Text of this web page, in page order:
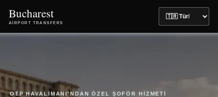
Bucharest
AIRPORT TRANSFERS
OTP HAVALIMANI'NDAN ÖZEL ŞOFÖR HIZMETI